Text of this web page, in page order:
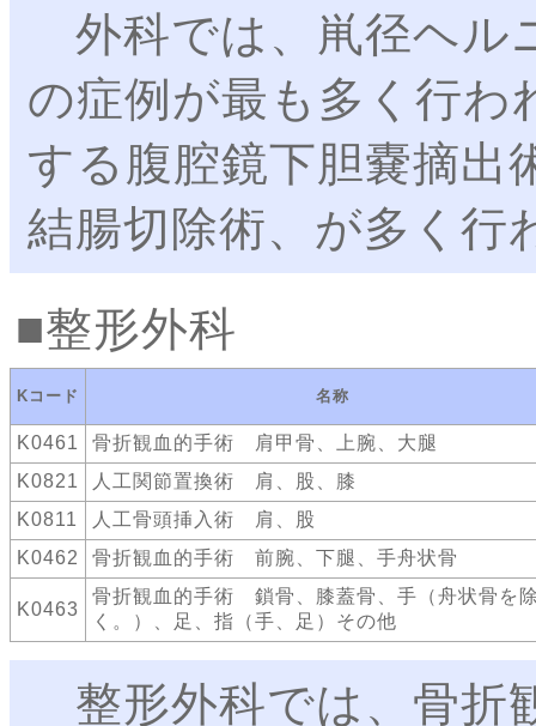
外科では、鼡径ヘル
の症例が最も多く行わ
する腹腔鏡下胆嚢摘出
結腸切除術、が多く行
整形外科
Kコード 名称
K0461
骨折観血的手術 肩甲骨、上腕、大腿
K0821
人工関節置換術 肩、股、膝
K0811
人工骨頭挿入術 肩、股
K0462
骨折観血的手術 前腕、下腿、手舟状骨
K0463
骨折観血的手術 鎖骨、膝蓋骨、手（舟状骨を
く。）、足、指（手、足）その他
整形外科では、骨折